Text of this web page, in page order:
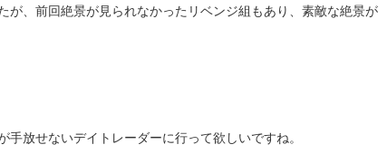
、前回絶景が見られなかったリベンジ組もあり、素敵な絶景が
放せないデイトレーダーに行って欲しいですね。